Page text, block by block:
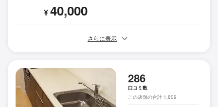
¥40,000
さらに表示
286
口コミ数
この店舗の合計 1,809